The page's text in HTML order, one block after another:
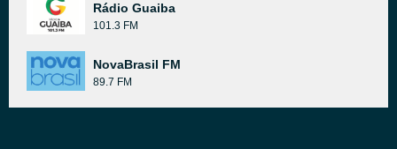
Rádio Guaiba
101.3 FM
NovaBrasil FM
89.7 FM